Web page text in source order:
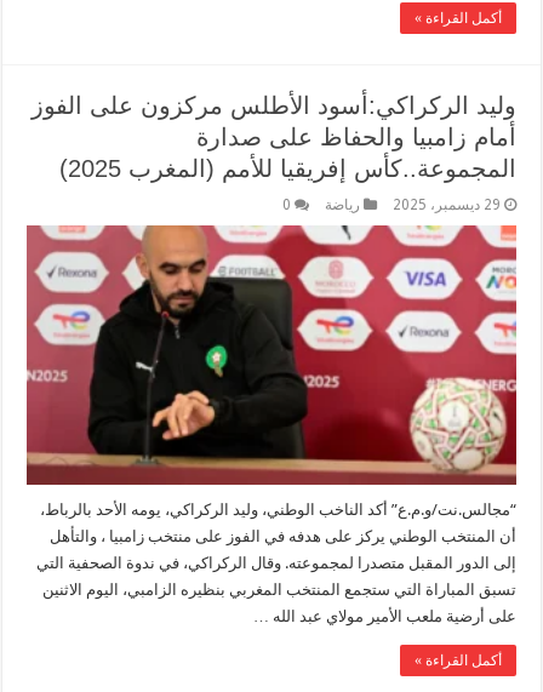
أكمل القراءة »
وليد الركراكي:أسود الأطلس مركزون على الفوز
أمام زامبيا والحفاظ على صدارة
المجموعة..كأس إفريقيا للأمم (المغرب 2025)
29 ديسمبر، 2025 رياضة 0
“مجالس.نت/و.م.ع” أكد الناخب الوطني، وليد الركراكي، يومه الأحد بالرباط،
أن المنتخب الوطني يركز على هدفه في الفوز على منتخب زامبيا ، والتأهل
إلى الدور المقبل متصدرا لمجموعته. وقال الركراكي، في ندوة الصحفية التي
تسبق المباراة التي ستجمع المنتخب المغربي بنظيره الزامبي، اليوم الاثنين
على أرضية ملعب الأمير مولاي عبد الله …
أكمل القراءة »